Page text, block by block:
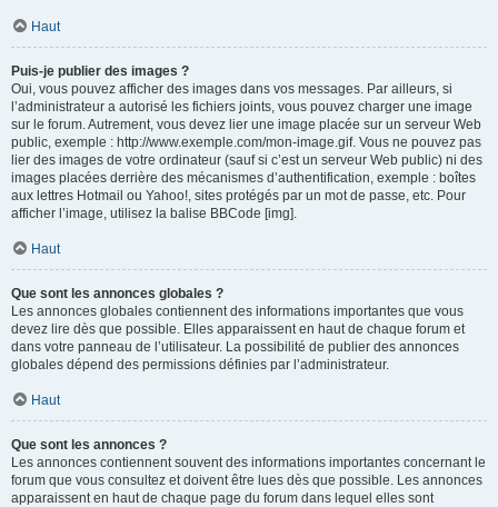
Haut
Puis-je publier des images ?
Oui, vous pouvez afficher des images dans vos messages. Par ailleurs, si
l’administrateur a autorisé les fichiers joints, vous pouvez charger une image
sur le forum. Autrement, vous devez lier une image placée sur un serveur Web
public, exemple : http://www.exemple.com/mon-image.gif. Vous ne pouvez pas
lier des images de votre ordinateur (sauf si c’est un serveur Web public) ni des
images placées derrière des mécanismes d’authentification, exemple : boîtes
aux lettres Hotmail ou Yahoo!, sites protégés par un mot de passe, etc. Pour
afficher l’image, utilisez la balise BBCode [img].
Haut
Que sont les annonces globales ?
Les annonces globales contiennent des informations importantes que vous
devez lire dès que possible. Elles apparaissent en haut de chaque forum et
dans votre panneau de l’utilisateur. La possibilité de publier des annonces
globales dépend des permissions définies par l’administrateur.
Haut
Que sont les annonces ?
Les annonces contiennent souvent des informations importantes concernant le
forum que vous consultez et doivent être lues dès que possible. Les annonces
apparaissent en haut de chaque page du forum dans lequel elles sont